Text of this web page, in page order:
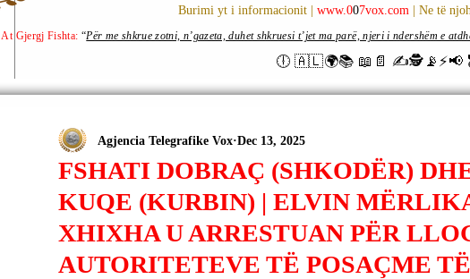
Burimi yt i informacionit | www.007vox.com | Ne të
🕕 🇦🇱🌍📚 📖📄 ✍🕵️📡⚡️📢
At Gjergj Fishta: “Për me shkrue zotni, n’gazeta, duhet shkruesi t’jet ma parë, njeri i ndershëm e
FSHATI DOBRAÇ (SHKODËR)
KUQE (KURBIN) | ELVIN
XHIXHA U ARRESTUAN PËR
AUTORITETEVE TË POSAÇME
Agjencia Telegrafike Vox Dec 13, 2025